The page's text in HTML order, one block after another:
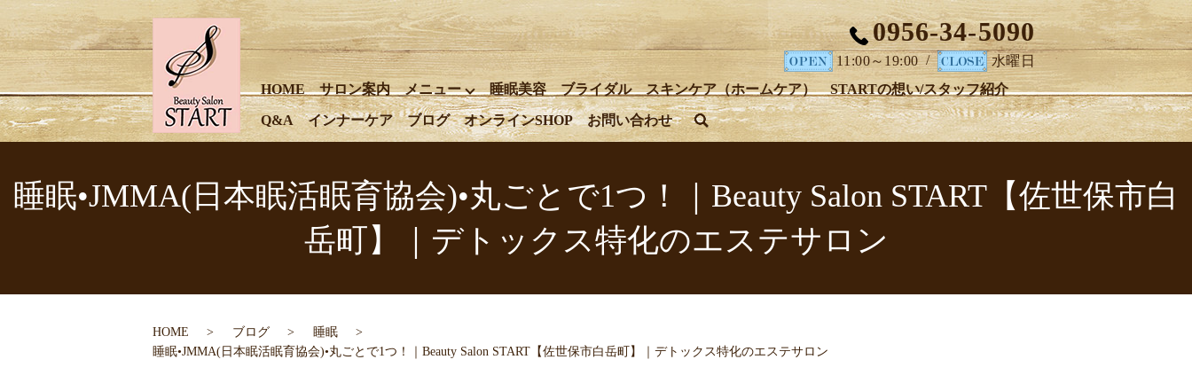
HOME サロン案内 メニュー 睡眠美容 ブライダル スキンケア（ホームケア） STARTの想い/スタッフ紹介
Q&A インナーケア ブログ オンラインSHOP お問い合わせ search
0956-34-5090
11:00～19:00/ 水曜日
睡眠•JMMA(日本眠活眠育協会)•丸ごとで1つ！｜Beauty Salon START【佐世保市白
岳町】｜デトックス特化のエステサロン
HOME ブログ
睡眠
睡眠•JMMA(日本眠活眠育協会)•丸ごとで1つ！｜Beauty Salon START【佐世保市白岳町】｜デトックス特化のエステサロン